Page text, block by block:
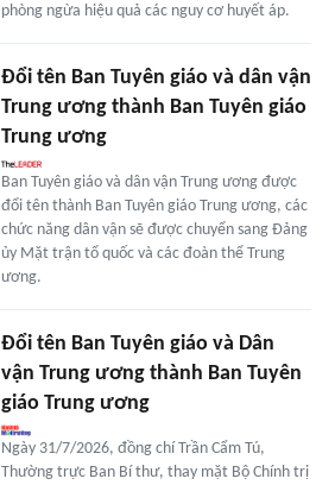
phòng ngừa hiệu quả các nguy cơ huyết áp.
Đổi tên Ban Tuyên giáo và dân vận
Trung ương thành Ban Tuyên giáo
Trung ương
Ban Tuyên giáo và dân vận Trung ương được
đổi tên thành Ban Tuyên giáo Trung ương, các
chức năng dân vận sẽ được chuyển sang Đảng
ủy Mặt trận tổ quốc và các đoàn thể Trung
ương.
Đổi tên Ban Tuyên giáo và Dân
vận Trung ương thành Ban Tuyên
giáo Trung ương
Ngày 31/7/2026, đồng chí Trần Cẩm Tú,
Thường trực Ban Bí thư, thay mặt Bộ Chính trị